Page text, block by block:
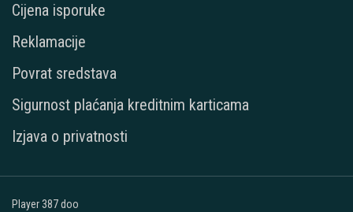
Cijena isporuke
Reklamacije
Povrat sredstava
Sigurnost plaćanja kreditnim karticama
Izjava o privatnosti
Player 387 doo